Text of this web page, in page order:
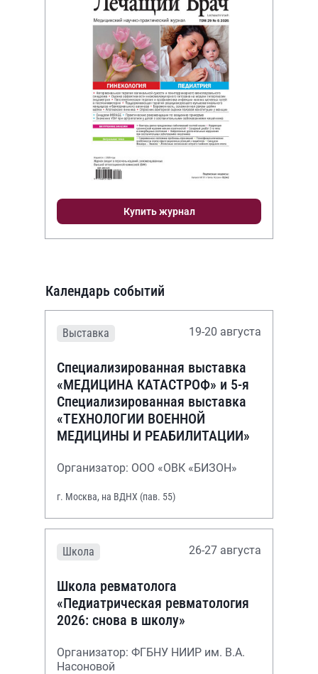
Купить журнал
Календарь событий
Выставка 19-20 августа
Специализированная выставка
«МЕДИЦИНА КАТАСТРОФ» и 5-я
Специализированная выставка
«ТЕХНОЛОГИИ ВОЕННОЙ
МЕДИЦИНЫ И РЕАБИЛИТАЦИИ»
Организатор: ООО «ОВК «БИЗОН»
г. Москва, на ВДНХ (пав. 55)
Школа 26-27 августа
Школа ревматолога
«Педиатрическая ревматология
2026: снова в школу»
Организатор: ФГБНУ НИИР им. В.А.
Насоновой